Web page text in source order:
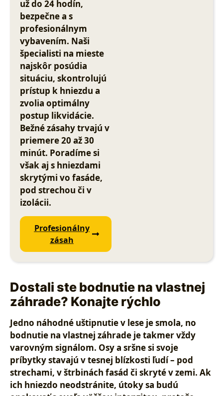
už do 24 hodín,
bezpečne a s
profesionálnym
vybavením. Naši
špecialisti na mieste
najskôr posúdia
situáciu, skontrolujú
prístup k hniezdu a
zvolia optimálny
postup likvidácie.
Bežné zásahy trvajú v
priemere 20 až 30
minút. Poradíme si
však aj s hniezdami
skrytými vo fasáde,
pod strechou či v
izolácii.
Profesionálny
zásah
Dostali ste bodnutie na vlastnej
záhrade? Konajte rýchlo
Jedno náhodné uštipnutie v lese je smola, no
bodnutie na vlastnej záhrade je takmer vždy
varovným signálom. Osy a sršne si svoje
príbytky stavajú v tesnej blízkosti ľudí – pod
strechami, v štrbinách fasád či skryté v zemi. Ak
ich hniezdo neodstránite, útoky sa budú